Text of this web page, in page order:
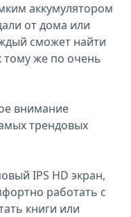
аккумулятором
от дома или
сможет найти
тому же по очень
внимание
трендовых
IPS HD экран,
работать с
книги или